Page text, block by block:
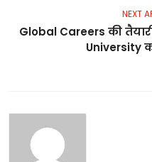
NEXT
Global Careers की
University